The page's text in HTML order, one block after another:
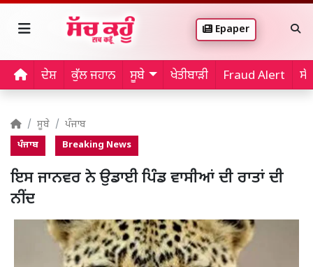
Epaper
ਦੇਸ਼ ਕੁੱਲ ਜਹਾਨ ਸੂਬੇ ਖੇਤੀਬਾੜੀ Fraud Alert
ਸੂਬੇ ਪੰਜਾਬ
ਪੰਜਾਬ Breaking News
ਇਸ ਜਾਨਵਰ ਨੇ ਉਡਾਈ ਪਿੰਡ ਵਾਸੀਆਂ ਦੀ ਰਾਤਾਂ ਦੀ
ਨੀਂਦ